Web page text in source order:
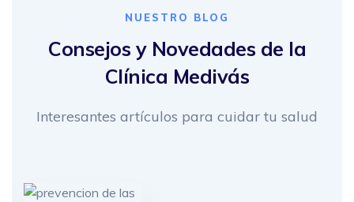
NUESTRO BLOG
Consejos y Novedades de la
Clínica Medivás
Interesantes artículos para cuidar tu salud